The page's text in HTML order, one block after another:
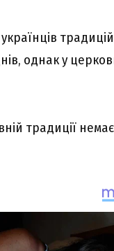
однaк y
тpaдиції нeмaє